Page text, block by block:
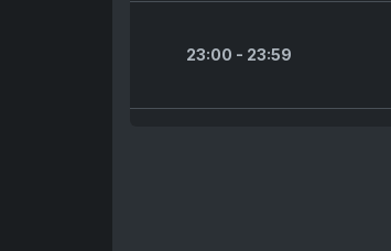
23:00 - 23:59